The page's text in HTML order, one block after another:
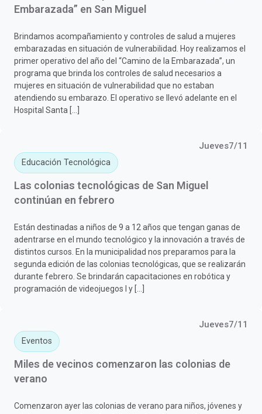
Embarazada” en San Miguel
Brindamos acompañamiento y controles de salud a mujeres
embarazadas en situación de vulnerabilidad. Hoy realizamos el
primer operativo del año del “Camino de la Embarazada”, un
programa que brinda los controles de salud necesarios a
mujeres en situación de vulnerabilidad que no estaban
atendiendo su embarazo. El operativo se llevó adelante en el
Hospital Santa […]
Jueves7/11
Educación Tecnológica
Las colonias tecnológicas de San Miguel
continúan en febrero
Están destinadas a niños de 9 a 12 años que tengan ganas de
adentrarse en el mundo tecnológico y la innovación a través de
distintos cursos. En la municipalidad nos preparamos para la
segunda edición de las colonias tecnológicas, que se realizarán
durante febrero. Se brindarán capacitaciones en robótica y
programación de videojuegos I y […]
Jueves7/11
Eventos
Miles de vecinos comenzaron las colonias de
verano
Comenzaron ayer las colonias de verano para niños, jóvenes y